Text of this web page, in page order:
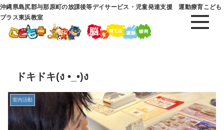
沖縄県島尻郡与那原町の放課後等デイサービス・児童発達支援 運動療育こども
プラス東浜教室
ドキドキ(ง •_•)ง
室内活動